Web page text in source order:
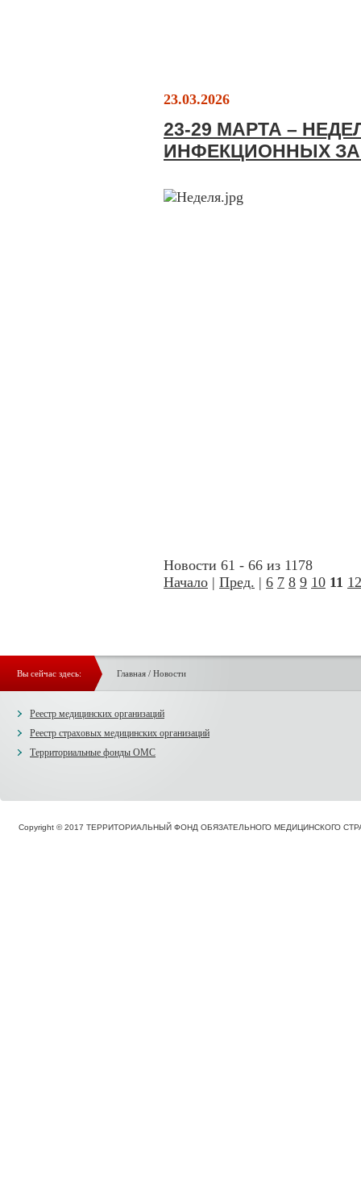
23.03.2026
23-29 МАРТА –
ИНФЕКЦИОННЫХ
Новости 61 - 66 из 1178
Начало | Пред. | 6 7 8 9 10 11 12
Вы сейчас здесь: Главная/ Новости
Реестр медицинских организаций
Реестр страховых медицинских организаций
Территориальные фонды ОМС
Copyright © 2017 ТЕРРИТОРИАЛЬНЫЙ ФОНД ОБЯЗАТЕЛЬНОГО МЕДИЦИНСКОГО